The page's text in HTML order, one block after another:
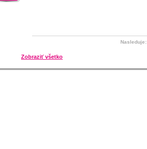
Nasleduje:
Zobraziť všetko